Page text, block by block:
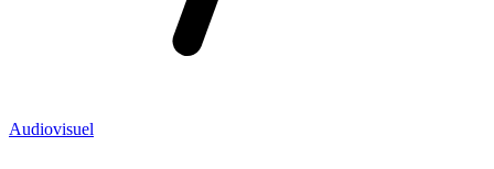
Audiovisuel